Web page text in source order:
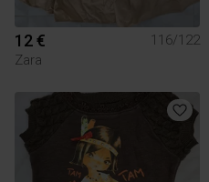
12 €
116/122
Zara